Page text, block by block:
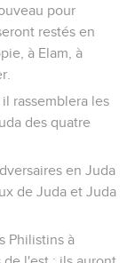
pour
restés en
à Elam, à
rassemblera les
des quatre
en Juda
de Juda et Juda
Philistins à